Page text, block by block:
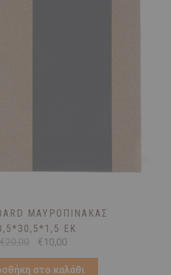
ΜΑΥΡΟΠΊΝΑΚΑΣ
ΕΚ
€20,00
Original
was:
€ 10,00Η
τιμή
στο καλάθι